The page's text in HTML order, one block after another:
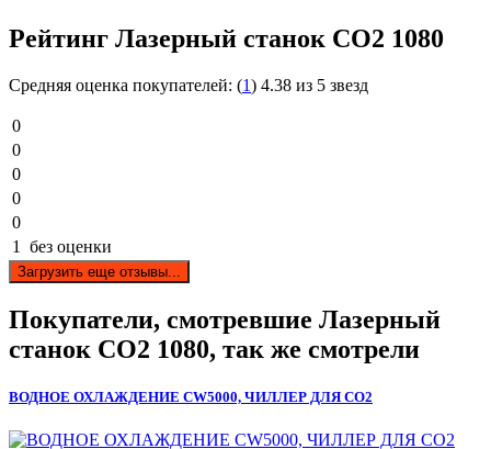
Рейтинг Лазерный станок СО2 1080
Средняя оценка покупателей: (1) 4.38 из 5 звезд
0
0
0
0
0
1
без оценки
Загрузить еще отзывы...
Покупатели, смотревшие Лазерный
станок СО2 1080, так же смотрели
ВОДНОЕ ОХЛАЖДЕНИЕ CW5000, ЧИЛЛЕР ДЛЯ CO2